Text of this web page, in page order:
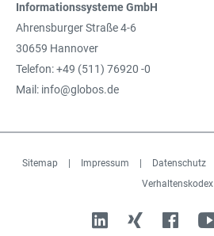
Informationssysteme GmbH
Ahrensburger Straße 4-6
30659 Hannover
Telefon: +49 (511) 76920 -0
Mail: info@globos.de
Sitemap Impressum Datenschutz
Verhaltenskodex